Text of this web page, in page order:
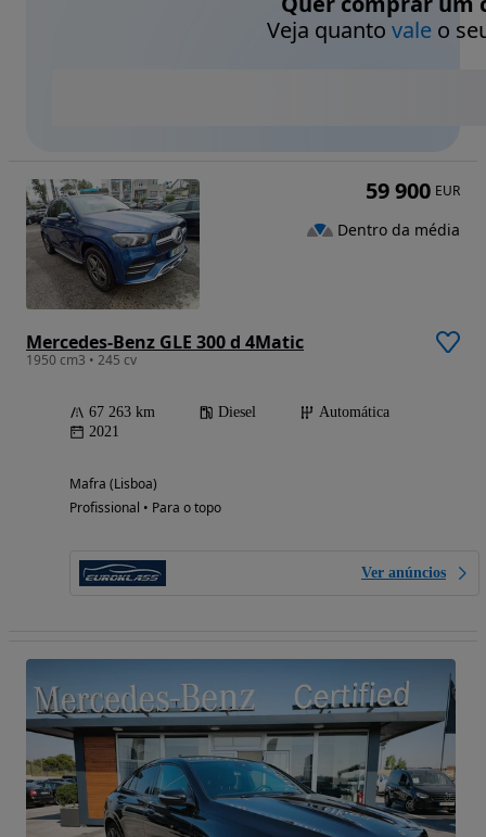
Veja quanto valeo
Mercedes-Benz GLE 300 d 4Matic
1950 cm3 • 245 cv
67 263 km Diesel
Automática
2021
Mafra (Lisboa)
Profissional • Para o topo
Ver anúncios
59 900 EUR
Dentro da média